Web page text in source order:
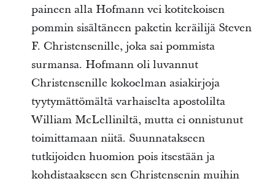
paineen alla Hofmann vei kotitekoisen
pommin sisältäneen paketin keräilijä Steven
F. Christensenille, joka sai pommista
surmansa. Hofmann oli luvannut
Christensenille kokoelman asiakirjoja
tyytymättömältä varhaiselta apostolilta
William McLelliniltä, mutta ei onnistunut
toimittamaan niitä. Suunnatakseen
tutkijoiden huomion pois itsestään ja
kohdistaakseen sen Christensenin muihin